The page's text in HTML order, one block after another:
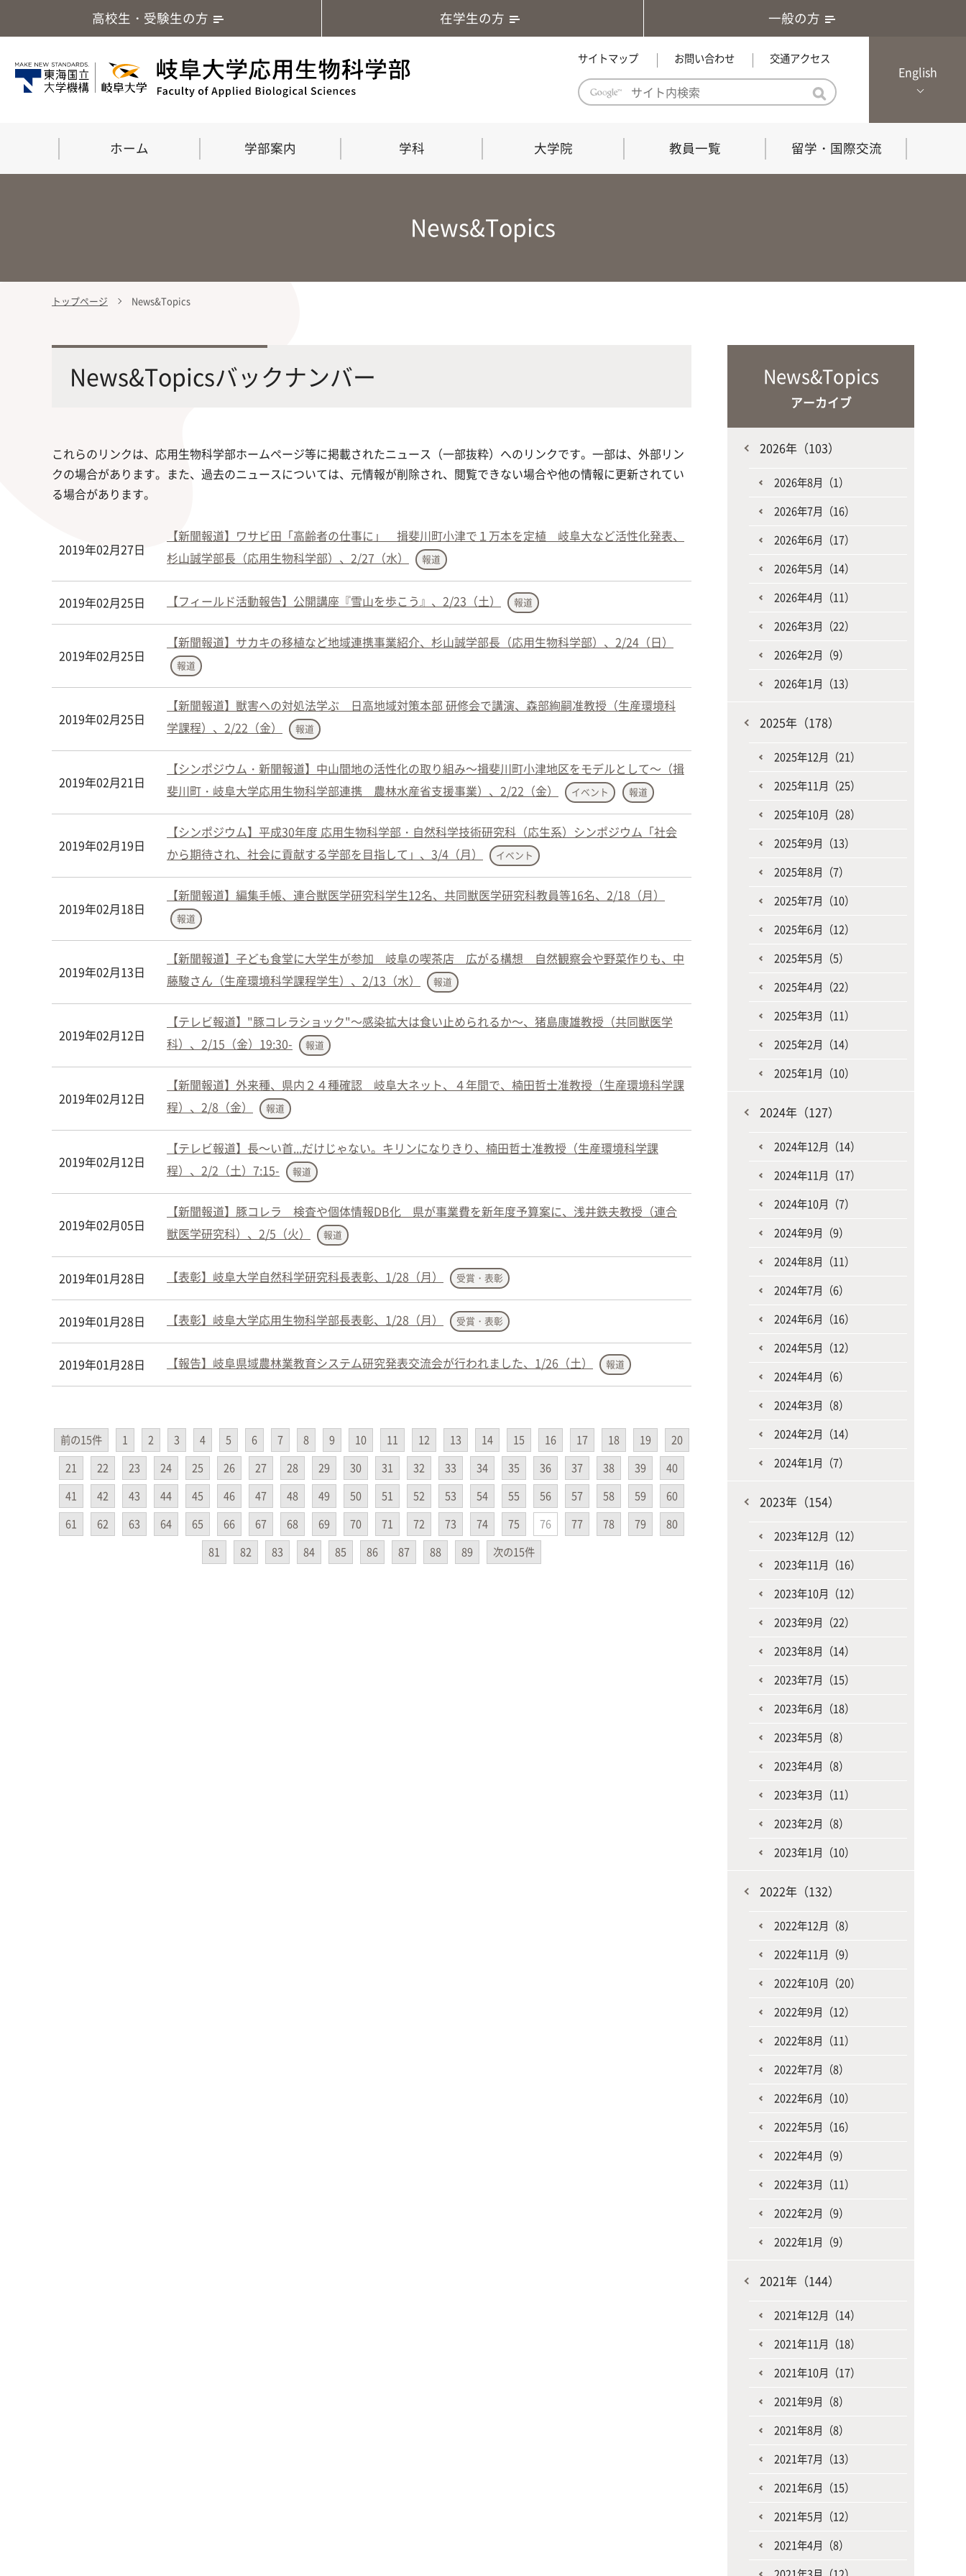
高校生・受験生の方 在学生の方 一般の方
サイトマップ お問い合わせ 交通アクセス
English
ホーム 学部案内
学部案内
学部・大学院の教育ビジョン、
沿革及び入試情報について
教育理念・教育目標
「専門的能力の要素」「達成すべき
学科の教育における３つの方針と専
附属施設・教育研究関連施設
学科
応用生命化学科
最先端の化学とバイオテクノロジー
を創造
人と動物との共生を目指し、動物の
大学院
大学院
修士課程・博士課程
連合獣医学研究科（博士課程）
教員一覧 留学・国際交流
留学・国際交流
News&Topics
トップページ News&Topics
News&Topicsバックナンバー
これらのリンクは、応用生物科学部ホームページ等に掲載されたニュース（一部抜粋）へのリンクです。一部は、外部リン
クの場合があります。また、過去のニュースについては、元情報が削除され、閲覧できない場合や他の情報に更新されてい
る場合があります。
2019年02月27日
【新聞報道】ワサビ田「高齢者の仕事に」 揖斐川町小津で１万本を定植 岐阜大など活性化発表、
杉山誠学部長（応用生物科学部）、2/27（水）
報道
2019年02月25日 【フィールド活動報告】公開講座『雪山を歩こう』、2/23（土） 報道
2019年02月25日
【新聞報道】サカキの移植など地域連携事業紹介、杉山誠学部長（応用生物科学部）、2/24（日）
報道
2019年02月25日
【新聞報道】獣害への対処法学ぶ 日高地域対策本部 研修会で講演、森部絢嗣准教授（生産環境科
学課程）、2/22（金）
報道
2019年02月21日
【シンポジウム・新聞報道】中山間地の活性化の取り組み～揖斐川町小津地区をモデルとして～（揖
斐川町・岐阜大学応用生物科学部連携 農林水産省支援事業）、2/22（金）
イベント 報道
2019年02月19日
【シンポジウム】平成30年度 応用生物科学部・自然科学技術研究科（応生系）シンポジウム「社会
から期待され、社会に貢献する学部を目指して」、3/4（月）
イベント
2019年02月18日
【新聞報道】編集手帳、連合獣医学研究科学生12名、共同獣医学研究科教員等16名、2/18（月）
報道
2019年02月13日
【新聞報道】子ども食堂に大学生が参加 岐阜の喫茶店 広がる構想 自然観察会や野菜作りも、中
藤駿さん（生産環境科学課程学生）、2/13（水）
報道
2019年02月12日
【テレビ報道】"豚コレラショック"～感染拡大は食い止められるか～、猪島康雄教授（共同獣医学
科）、2/15（金）19:30-
報道
2019年02月12日
【新聞報道】外来種、県内２４種確認 岐阜大ネット、４年間で、楠田哲士准教授（生産環境科学課
程）、2/8（金）
報道
2019年02月12日
【テレビ報道】長～い首...だけじゃない。キリンになりきり、楠田哲士准教授（生産環境科学課
程）、2/2（土）7:15-
報道
2019年02月05日
【新聞報道】豚コレラ 検査や個体情報DB化 県が事業費を新年度予算案に、浅井鉄夫教授（連合
獣医学研究科）、2/5（火）
報道
2019年01月28日 【表彰】岐阜大学自然科学研究科長表彰、1/28（月） 受賞・表彰
2019年01月28日 【表彰】岐阜大学応用生物科学部長表彰、1/28（月） 受賞・表彰
2019年01月28日 【報告】岐阜県域農林業教育システム研究発表交流会が行われました、1/26（土） 報道
前の15件 1 2 3 4 5 6 7 8 9 10 11 12 13 14 15 16 17 18 19
20
21
22 23 24 25 26 27 28 29 30 31 32 33 34 35 36 37 38 39
40
41
42 43 44 45 46 47 48 49 50 51 52 53 54 55 56 57 58 59
60
61
62 63 64 65 66 67 68 69 70 71 72 73 74 75 76 77 78 79
80
81
82 83 84 85 86 87 88 89 次の15件
News&Topics
アーカイブ
2026年（103）
2026年8月（1）
2026年7月（16）
2026年6月（17）
2026年5月（14）
2026年4月（11）
2026年3月（22）
2026年2月（9）
2026年1月（13）
2025年（178）
2025年12月（21）
2025年11月（25）
2025年10月（28）
2025年9月（13）
2025年8月（7）
2025年7月（10）
2025年6月（12）
2025年5月（5）
2025年4月（22）
2025年3月（11）
2025年2月（14）
2025年1月（10）
2024年（127）
2024年12月（14）
2024年11月（17）
2024年10月（7）
2024年9月（9）
2024年8月（11）
2024年7月（6）
2024年6月（16）
2024年5月（12）
2024年4月（6）
2024年3月（8）
2024年2月（14）
2024年1月（7）
2023年（154）
2023年12月（12）
2023年11月（16）
2023年10月（12）
2023年9月（22）
2023年8月（14）
2023年7月（15）
2023年6月（18）
2023年5月（8）
2023年4月（8）
2023年3月（11）
2023年2月（8）
2023年1月（10）
2022年（132）
2022年12月（8）
2022年11月（9）
2022年10月（20）
2022年9月（12）
2022年8月（11）
2022年7月（8）
2022年6月（10）
2022年5月（16）
2022年4月（9）
2022年3月（11）
2022年2月（9）
2022年1月（9）
2021年（144）
2021年12月（14）
2021年11月（18）
2021年10月（17）
2021年9月（8）
2021年8月（8）
2021年7月（13）
2021年6月（15）
2021年5月（12）
2021年4月（8）